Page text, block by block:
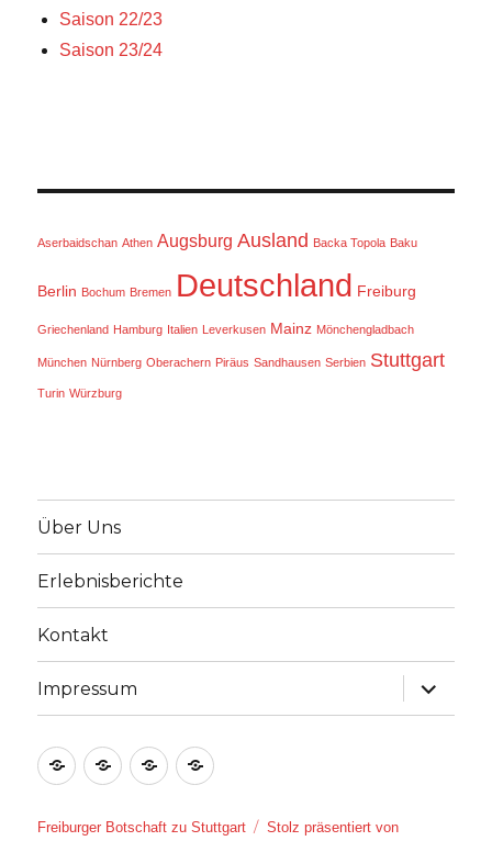
Saison 22/23
Saison 23/24
Aserbaidschan Athen Augsburg Ausland Backa Topola Baku
Berlin Bochum Bremen Deutschland Freiburg
Griechenland Hamburg Italien Leverkusen Mainz Mönchengladbach
München Nürnberg Oberachern Piräus Sandhausen Serbien Stuttgart
Turin Würzburg
Über Uns
Erlebnisberichte
Kontakt
Impressum
öffnen
Über Erlebnisberichte
KontaktImpressum
Freiburger Botschaft zu Stuttgart Stolz präsentiert von